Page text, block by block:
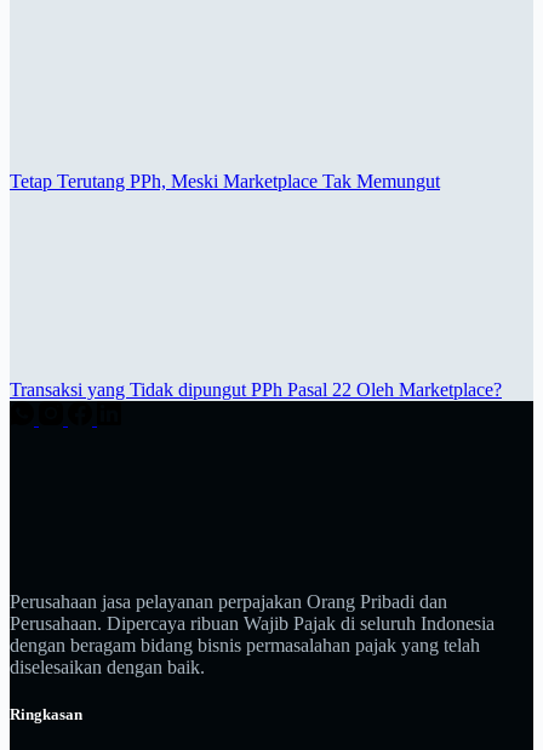
Tetap Terutang PPh, Meski Marketplace Tak Memungut
Transaksi yang Tidak dipungut PPh Pasal 22 Oleh Marketplace?
Perusahaan jasa pelayanan perpajakan Orang Pribadi dan
Perusahaan. Dipercaya ribuan Wajib Pajak di seluruh Indonesia
dengan beragam bidang bisnis permasalahan pajak yang telah
diselesaikan dengan baik.
Ringkasan